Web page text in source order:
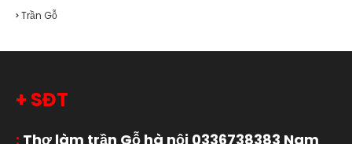
Trần Gỗ
+ SĐT
: Thợ làm trần Gỗ hà nội 0336738383 Nam